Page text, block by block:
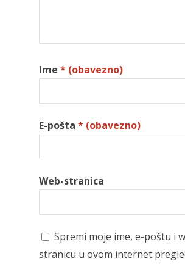
Ime * (obavezno)
E-pošta * (obavezno)
Web-stranica
Spremi moje ime, e-poštu i
stranicu u ovom internet